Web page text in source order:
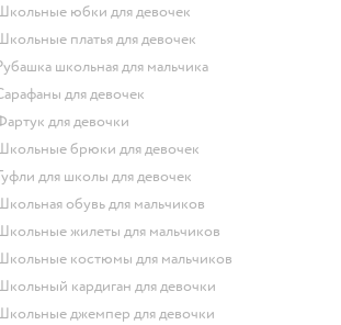
Школьные юбки для девочек
Школьные платья для девочек
Рубашка школьная для мальчика
Сарафаны для девочек
Фартук для девочки
Школьные брюки для девочек
Туфли для школы для девочек
Школьная обувь для мальчиков
Школьные жилеты для мальчиков
Школьные костюмы для мальчиков
Школьный кардиган для девочки
Школьные джемпер для девочки